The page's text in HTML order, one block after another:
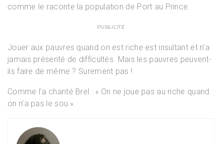
comme le raconte la population de Port au Prince.
PUBLICITÉ
Jouer aux pauvres quand on est riche est insultant et n’a
jamais présenté de difficultés. Mais les pauvres peuvent-
ils faire de même ? Surement pas !
Comme l’a chanté Brel : « On ne joue pas au riche quand
on n’a pas le sou ».